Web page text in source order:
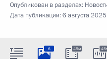
Опубликован в разделах:
Дата публикации:6 августа
6 45м